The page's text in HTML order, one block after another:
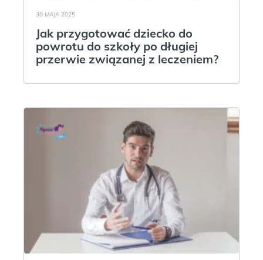
30 MAJA 2025
Jak przygotować dziecko do
powrotu do szkoły po długiej
przerwie związanej z leczeniem?